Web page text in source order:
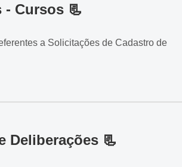
- Cursos 📃
a Solicitações de Cadastro de
Deliberações 📃